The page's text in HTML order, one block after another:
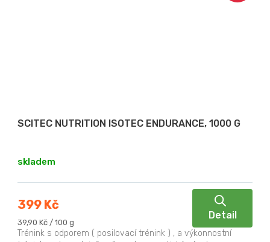
SCITEC NUTRITION ISOTEC ENDURANCE, 1000 G
skladem
399 Kč
Měrná
cena:
39,90 Kč / 100 g
Detail
Trénink s odporem ( posilovací trénink ) , a výkonnostní